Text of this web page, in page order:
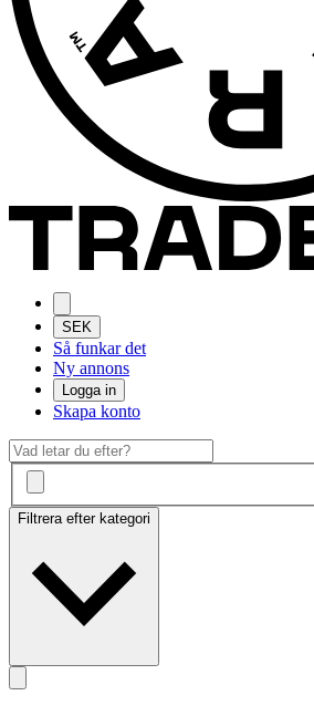
SEK
Så funkar det
Ny annons
Logga in
Skapa konto
Filtrera efter kategori